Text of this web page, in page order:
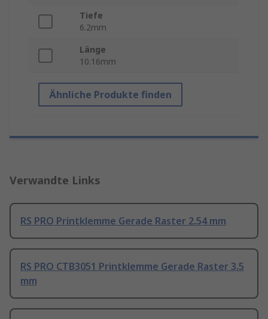
Tiefe
6.2mm
Länge
10.16mm
Ähnliche Produkte finden
Verwandte Links
RS PRO Printklemme Gerade Raster 2.54 mm
RS PRO CTB3051 Printklemme Gerade Raster 3.5
mm